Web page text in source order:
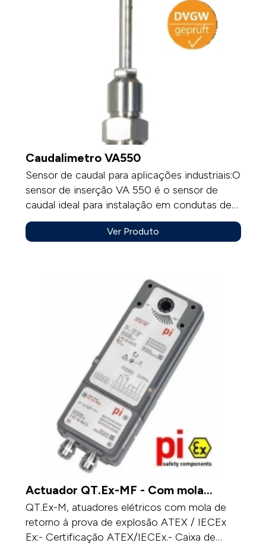
Caudalimetro VA550
Sensor de caudal para aplicações industriais:O
sensor de inserção VA 550 é o sensor de
caudal ideal para instalação em condutas de
ar comprimido já existentes e linhas de gás,
de 3/4" até DN 500.Ver Produto
Actuador QT.Ex-MF - Com mola
Retorno
QT.Ex-M, atuadores elétricos com mola de
retorno à prova de explosão ATEX / IECEx
Ex:- Certificação ATEX/IECEx.- Caixa de